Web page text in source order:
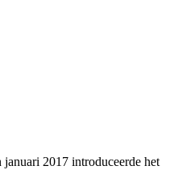
2017 introduceerde het